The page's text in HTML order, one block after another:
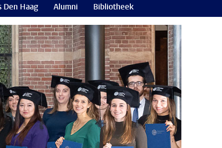
Den Haag Alumni Bibliotheek